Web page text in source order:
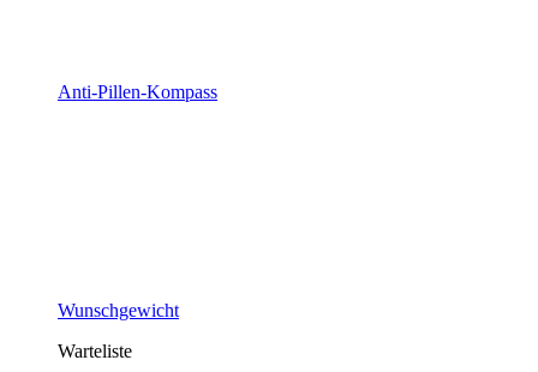
Anti-Pillen-Kompass
Wunschgewicht
Warteliste